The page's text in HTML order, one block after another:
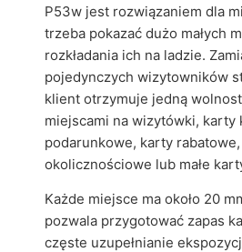
P53w jest rozwiązaniem dla
trzeba pokazać dużo małych
rozkładania ich na ladzie.
pojedynczych wizytowników
klient otrzymuje jedną
miejscami na wizytówki, karty
podarunkowe, karty
okolicznościowe lub małe
Każde miejsce ma około 20
pozwala przygotować zapas
częste uzupełnianie